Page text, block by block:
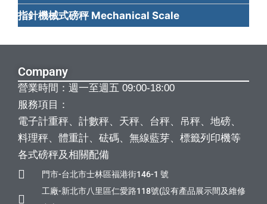
指針機械式磅秤 Mechanical Scale
Company
營業時間：週一至週五 09:00-18:00
服務項目：
電子計重秤、計數秤、天秤、台秤、吊秤、地磅、
料理秤、體重計、砝碼、無線藍芽、標籤列印機等
各式磅秤及相關配備
門市-台北市士林區福港街146-1 號
工廠-新北市八里區仁愛路118號(設有產品展示間及維修